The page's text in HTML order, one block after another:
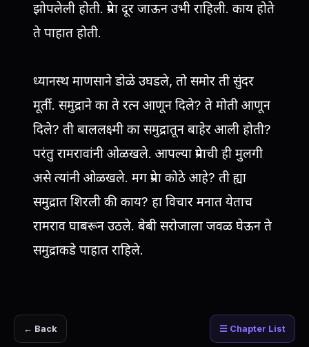
झोपलेली होती. प्रेमा दूर जाऊन उभी राहिली. काय होते
ते पाहात होती.
ध्यानस्थ माणसाने डोळे उघडले, तो समोर ती सुंदर
मूर्ती. समुद्राने का ते रत्न आणून दिले? ते मोती आणून
दिले? ती बाललक्ष्मी का समुद्रातून बाहेर आली होती?
परंतु रामरावांनी ओळखले. आपल्या प्रेमाची ही मुलगी
असे त्यांनी ओळखले. मग प्रेमा कोठे आहे? ती ह्या
समुद्रात शिरली की काय? हा विचार मनात येताच
रामराव घाबरून उठले. बेबी सरोजाला जवळ घेऊन ते
समुद्राकडे पाहात राहिले.
← Back ☰ Chapter List